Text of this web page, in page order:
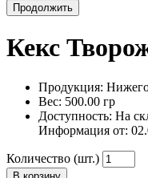
Продолжить
Кекс
Продукция:
Вес: 500.00 гр
Доступность: На
Информация от:
Количество (шт.)